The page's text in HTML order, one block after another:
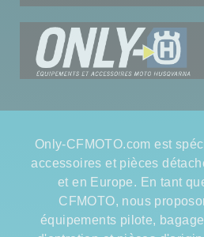
Only-CFMOTO.com est
accessoires et pièces
et en Europe. En tant
CFMOTO, nous
équipements pilote,